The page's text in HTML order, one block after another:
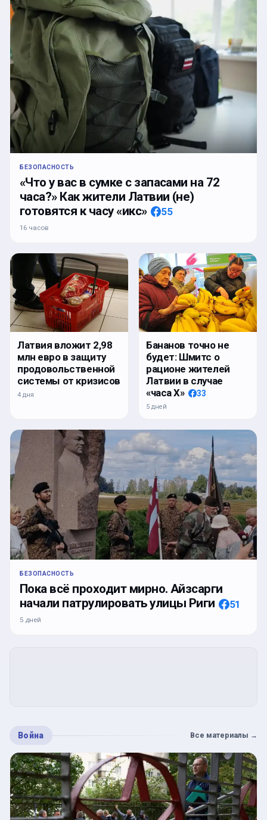
БЕЗОПАСНОСТЬ
«Что у вас в сумке с запасами на 72
часа?» Как жители Латвии (не)
готовятся к часу «икс»
55
16 часов
Латвия вложит 2,98
млн евро в защиту
продовольственной
системы от кризисов
4 дня
Бананов точно не
будет: Шмитс о
рационе жителей
Латвии в случае
«часа Х»
33
5 дней
БЕЗОПАСНОСТЬ
Пока всё проходит мирно. Айзсарги
начали патрулировать улицы Риги
51
5 дней
Война Все материалы →